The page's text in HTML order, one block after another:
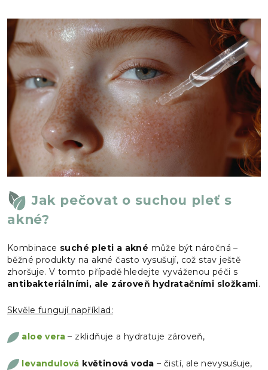
Jak pečovat o suchou pleť s
akné?
Kombinace suché pleti a akné může být náročná –
běžné produkty na akné často vysušují, což stav ještě
zhoršuje. V tomto případě hledejte vyváženou péči s
antibakteriálními, ale zároveň hydratačními složkami.
Skvěle fungují například:
aloe vera – zklidňuje a hydratuje zároveň,
levandulová květinová voda – čistí, ale nevysušuje,